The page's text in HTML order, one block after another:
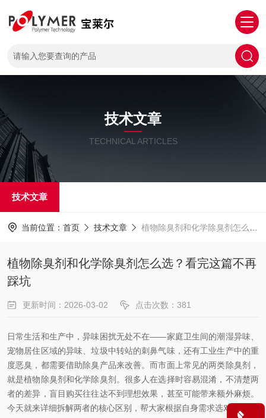
技术文章
TECHNICAL ARTICLES
技术文章
当前位置： 首页 技术文章 植物除臭剂和化学除臭剂怎么选？看完这篇不再踩坑
植物除臭剂和化学除臭剂怎么选？看完这篇不再
踩坑
更新时间：2026-03-02 点击次数：381
日常生活和生产中，异味困扰无处不在——家庭卫生间的潮湿异味、
宠物居住区域的异味、垃圾中转站的刺鼻气味，还有工业生产中的重
度恶臭，都需要借助除臭产品来改善。而市面上常见的两类除臭剂，
就是植物除臭剂和化学除臭剂。很多人在选择时容易混淆，不清楚两
者的差异，盲目购买往往达不到理想效果，甚至可能带来额外麻烦。
今天就来详细拆解两者的核心区别，帮大家根据自身需求选对产品。